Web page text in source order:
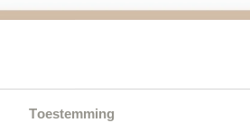
Toestemming